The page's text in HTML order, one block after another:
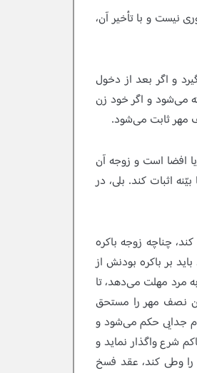
نيست و با تأخير آن،
و اگر بعد از دخول
مى‌شود و اگر خود زن
مهر ثابت مى‌شود.
افضا است و زوجه آن
اثبات كند. بلى، در
چناچه زوجه باكره
بر باكره بودنش از
مرد مهلت مى‌دهد، تا
زن نصف مهر را مستحق
جدايى حكم مى‌شود و
شرع واگذار نمايد و
وطى كند، عقد فسخ